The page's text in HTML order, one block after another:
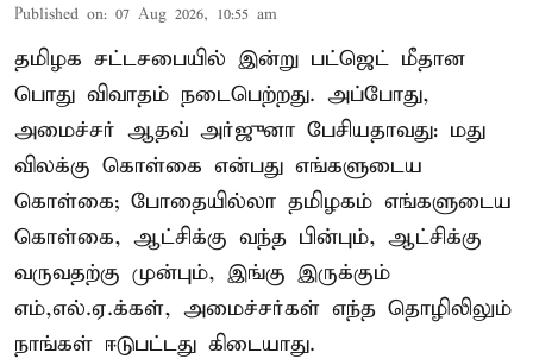
Published on: 07 Aug 2026, 10:55 am
தமிழக சட்டசபையில் இன்று பட்ஜெட் மீதான
பொது விவாதம் நடைபெற்றது. அப்போது,
அமைச்சர் ஆதவ் அர்ஜுனா பேசியதாவது: மது
விலக்கு கொள்கை என்பது எங்களுடைய
கொள்கை; போதையில்லா தமிழகம் எங்களுடைய
கொள்கை, ஆட்சிக்கு வந்த பின்பும், ஆட்சிக்கு
வருவதற்கு முன்பும், இங்கு இருக்கும்
எம்,எல்.ஏ.க்கள், அமைச்சர்கள் எந்த தொழிலிலும்
நாங்கள் ஈடுபட்டது கிடையாது.